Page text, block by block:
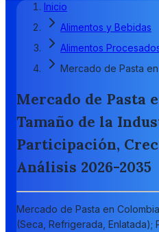
Inicio
Alimentos y Bebidas
Alimentos
Mercado de Pasta
Mercado de Pasta
Tamaño de la
Participación,
Análisis 2026-2035
Mercado de Pasta en
(Seca, Refrigerada, Enlatada);